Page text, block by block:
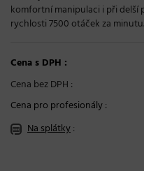
komfortní manipulaci i při delší
rychlosti 7500 otáček za
Cena s DPH :
Cena bez DPH :
Cena pro profesionály:
Na splátky: